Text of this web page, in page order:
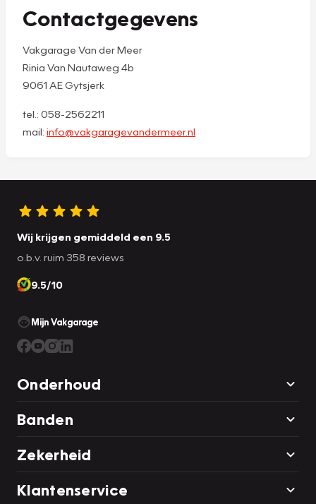
Contactgegevens
Vakgarage Van der Meer
Rinia Van Nautaweg 4b
9061 AE Gytsjerk
tel.: 058-2562211
mail: info@vakgaragevandermeer.nl
Wij krijgen gemiddeld een 9.5
o.b.v. ruim 358 reviews
9.5/10
Mijn Vakgarage
Onderhoud
Banden
Zekerheid
Klantenservice